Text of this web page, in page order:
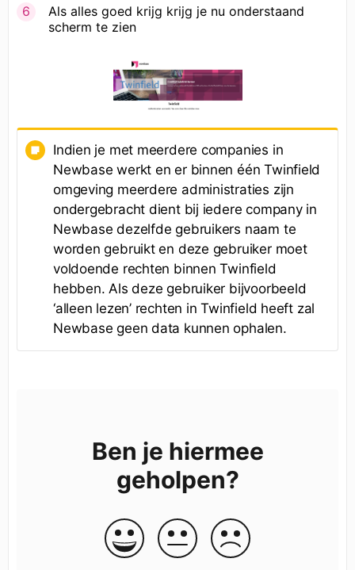
Als alles goed krijg krijg je nu onderstaand
scherm te zien
Indien je met meerdere companies in
Newbase werkt en er binnen één Twinfield
omgeving meerdere administraties zijn
ondergebracht dient bij iedere company in
Newbase dezelfde gebruikers naam te
worden gebruikt en deze gebruiker moet
voldoende rechten binnen Twinfield
hebben. Als deze gebruiker bijvoorbeeld
‘alleen lezen’ rechten in Twinfield heeft zal
Newbase geen data kunnen ophalen.
Ben je hiermee
geholpen?